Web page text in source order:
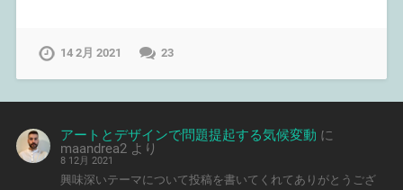
14 2月 2021 23
アートとデザインで問題提起する気候変動 に
maandrea2 より
8 12月 2021
興味深いテーマについて投稿を書いてくれてありがとうござ